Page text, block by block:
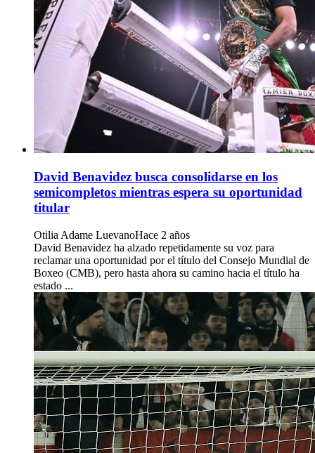
David Benavidez busca consolidarse en los
semicompletos mientras espera su oportunidad
titular
Otilia Adame LuevanoHace 2 años
David Benavidez ha alzado repetidamente su voz para
reclamar una oportunidad por el título del Consejo Mundial de
Boxeo (CMB), pero hasta ahora su camino hacia el título ha
estado ...